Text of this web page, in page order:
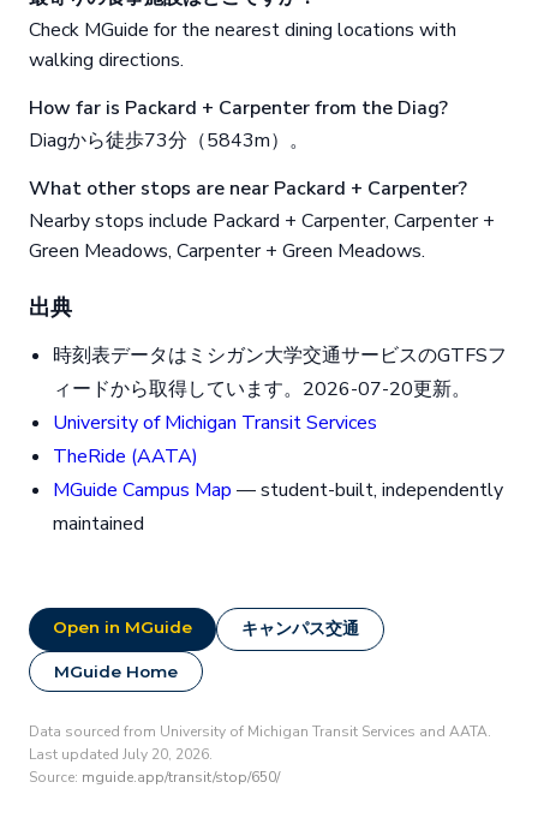
Check MGuide for the nearest dining locations with
walking directions.
How far is Packard + Carpenter from the Diag?
Diagから徒歩73分（5843m）。
What other stops are near Packard + Carpenter?
Nearby stops include Packard + Carpenter, Carpenter +
Green Meadows, Carpenter + Green Meadows.
出典
時刻表データはミシガン大学交通サービスのGTFSフ
ィードから取得しています。2026-07-20更新。
University of Michigan Transit Services
TheRide (AATA)
MGuide Campus Map — student-built, independently
maintained
Open in MGuide キャンパス交通
MGuide Home
Data sourced from University of Michigan Transit Services and AATA.
Last updated July 20, 2026.
Source: mguide.app/transit/stop/650/